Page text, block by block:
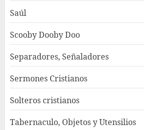
Saúl
Scooby Dooby Doo
Separadores, Señaladores
Sermones Cristianos
Solteros cristianos
Tabernaculo, Objetos y Utensilios